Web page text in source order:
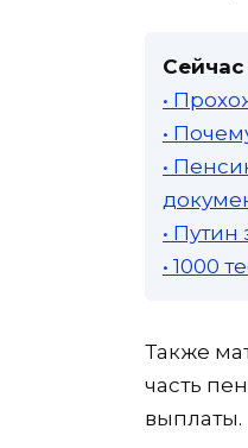
•
•
•
•
• 1000
Также
часть
выплаты.